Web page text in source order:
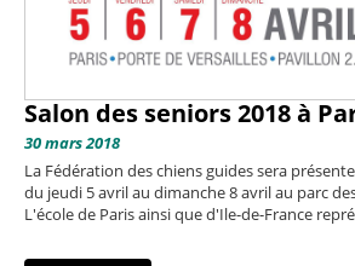
Salon des seniors 2018 à
30 mars 2018
La Fédération des chiens guides sera
du jeudi 5 avril au dimanche 8 avril au parc
L'école de Paris ainsi que d'Ile-de-France